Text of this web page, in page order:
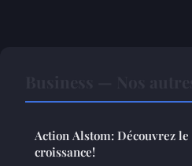
Action Alstom: Découvrez le
croissance!